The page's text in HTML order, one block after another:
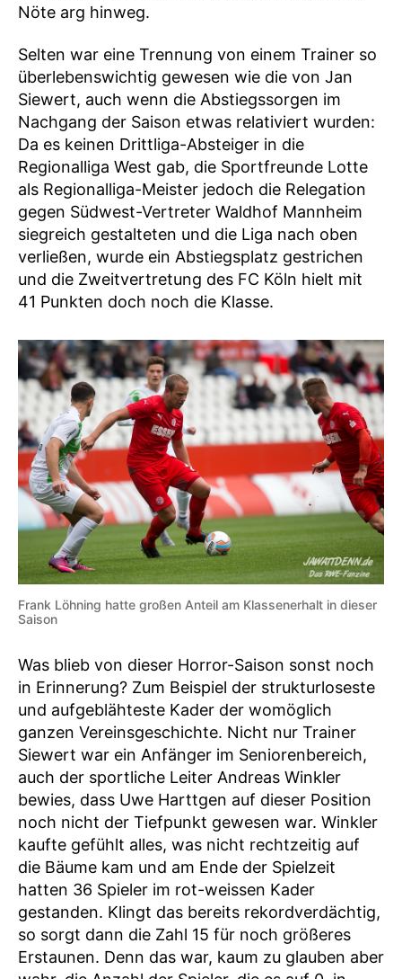
Nöte arg hinweg.
Selten war eine Trennung von einem Trainer so
überlebenswichtig gewesen wie die von Jan
Siewert, auch wenn die Abstiegssorgen im
Nachgang der Saison etwas relativiert wurden:
Da es keinen Drittliga-Absteiger in die
Regionalliga West gab, die Sportfreunde Lotte
als Regionalliga-Meister jedoch die Relegation
gegen Südwest-Vertreter Waldhof Mannheim
siegreich gestalteten und die Liga nach oben
verließen, wurde ein Abstiegsplatz gestrichen
und die Zweitvertretung des FC Köln hielt mit
41 Punkten doch noch die Klasse.
Frank Löhning hatte großen Anteil am Klassenerhalt in dieser
Saison
Was blieb von dieser Horror-Saison sonst noch
in Erinnerung? Zum Beispiel der strukturloseste
und aufgeblähteste Kader der womöglich
ganzen Vereinsgeschichte. Nicht nur Trainer
Siewert war ein Anfänger im Seniorenbereich,
auch der sportliche Leiter Andreas Winkler
bewies, dass Uwe Harttgen auf dieser Position
noch nicht der Tiefpunkt gewesen war. Winkler
kaufte gefühlt alles, was nicht rechtzeitig auf
die Bäume kam und am Ende der Spielzeit
hatten 36 Spieler im rot-weissen Kader
gestanden. Klingt das bereits rekordverdächtig,
so sorgt dann die Zahl 15 für noch größeres
Erstaunen. Denn das war, kaum zu glauben aber